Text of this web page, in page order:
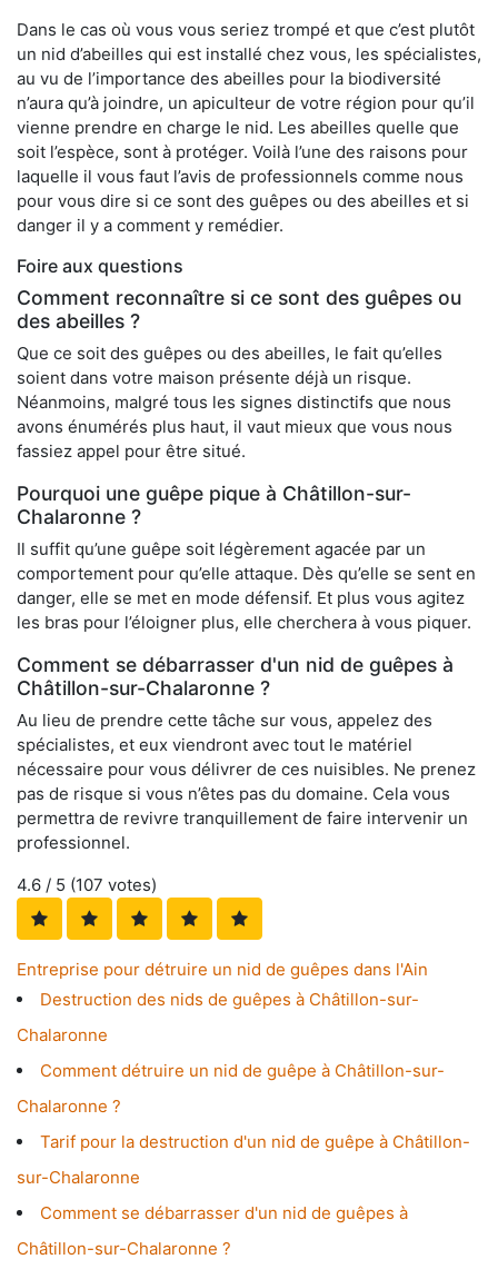
Dans le cas où vous vous seriez trompé et que c’est plutôt
un nid d’abeilles qui est installé chez vous, les spécialistes,
au vu de l’importance des abeilles pour la biodiversité
n’aura qu’à joindre, un apiculteur de votre région pour qu’il
vienne prendre en charge le nid. Les abeilles quelle que
soit l’espèce, sont à protéger. Voilà l’une des raisons pour
laquelle il vous faut l’avis de professionnels comme nous
pour vous dire si ce sont des guêpes ou des abeilles et si
danger il y a comment y remédier.
Foire aux questions
Comment reconnaître si ce sont des guêpes ou
des abeilles ?
Que ce soit des guêpes ou des abeilles, le fait qu’elles
soient dans votre maison présente déjà un risque.
Néanmoins, malgré tous les signes distinctifs que nous
avons énumérés plus haut, il vaut mieux que vous nous
fassiez appel pour être situé.
Pourquoi une guêpe pique à Châtillon-sur-
Chalaronne ?
Il suffit qu’une guêpe soit légèrement agacée par un
comportement pour qu’elle attaque. Dès qu’elle se sent en
danger, elle se met en mode défensif. Et plus vous agitez
les bras pour l’éloigner plus, elle cherchera à vous piquer.
Comment se débarrasser d'un nid de guêpes à
Châtillon-sur-Chalaronne ?
Au lieu de prendre cette tâche sur vous, appelez des
spécialistes, et eux viendront avec tout le matériel
nécessaire pour vous délivrer de ces nuisibles. Ne prenez
pas de risque si vous n’êtes pas du domaine. Cela vous
permettra de revivre tranquillement de faire intervenir un
professionnel.
4.6 / 5 (107 votes)
Entreprise pour détruire un nid de guêpes dans l'Ain
Destruction des nids de guêpes à Châtillon-sur-
Chalaronne
Comment détruire un nid de guêpe à Châtillon-sur-
Chalaronne ?
Tarif pour la destruction d'un nid de guêpe à Châtillon-
sur-Chalaronne
Comment se débarrasser d'un nid de guêpes à
Châtillon-sur-Chalaronne ?